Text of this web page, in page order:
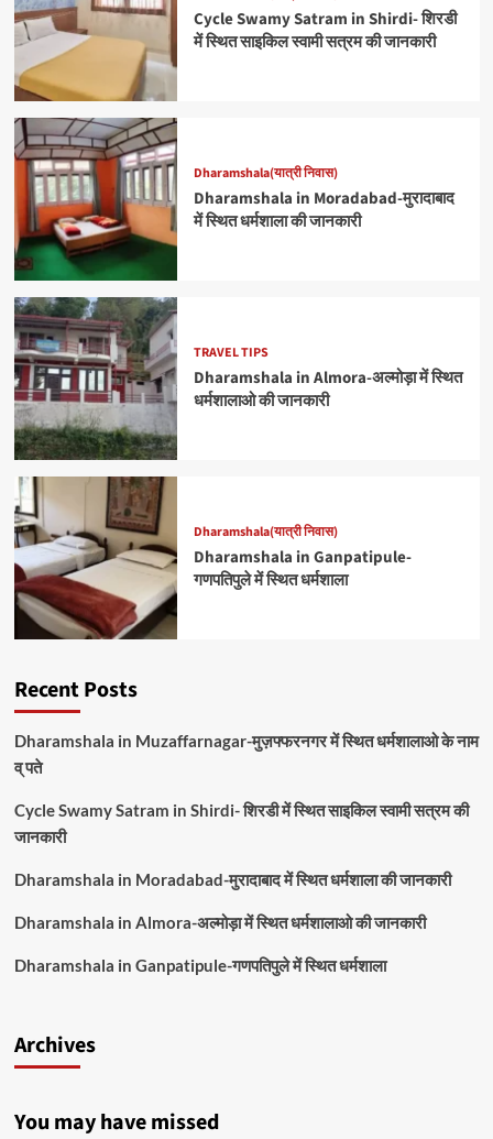
Cycle Swamy Satram in Shirdi- शिरडी
में स्थित साइकिल स्वामी सत्रम की जानकारी
Dharamshala(यात्री निवास)
Dharamshala in Moradabad-मुरादाबाद
में स्थित धर्मशाला की जानकारी
TRAVEL TIPS
Dharamshala in Almora-अल्मोड़ा में स्थित
धर्मशालाओ की जानकारी
Dharamshala(यात्री निवास)
Dharamshala in Ganpatipule-
गणपतिपुले में स्थित धर्मशाला
Recent Posts
Dharamshala in Muzaffarnagar-मुज़फ्फरनगर में स्थित धर्मशालाओ के नाम
व् पते
Cycle Swamy Satram in Shirdi- शिरडी में स्थित साइकिल स्वामी सत्रम की
जानकारी
Dharamshala in Moradabad-मुरादाबाद में स्थित धर्मशाला की जानकारी
Dharamshala in Almora-अल्मोड़ा में स्थित धर्मशालाओ की जानकारी
Dharamshala in Ganpatipule-गणपतिपुले में स्थित धर्मशाला
Archives
You may have missed